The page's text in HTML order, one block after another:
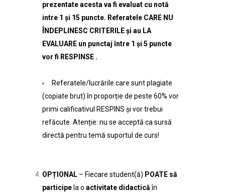
prezentate acesta va fi evaluat cu notă
intre 1 și 15 puncte. Referatele CARE NU
ÎNDEPLINESC CRITERILE și au LA
EVALUARE un punctaj între 1 și 5 puncte
vor fi RESPINSE .
Referatele/lucrările care sunt plagiate
(copiate brut) în proporție de peste 60% vor
primi calificativul RESPINS și vor trebui
refăcute. Atenție: nu se acceptă ca sursă
directă pentru temă suportul de curs!
OPȚIONAL – Fiecare student(ă) POATE să
participe la o activitate didacticăîn